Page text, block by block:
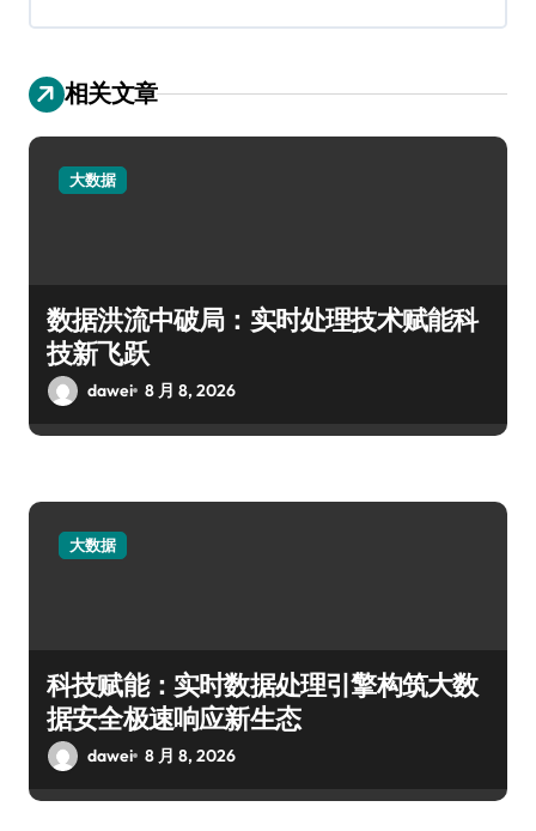
相关文章
大数据
数据洪流中破局：实时处理技术赋能科
技新飞跃
dawei 8 月 8, 2026
大数据
科技赋能：实时数据处理引擎构筑大数
据安全极速响应新生态
dawei 8 月 8, 2026